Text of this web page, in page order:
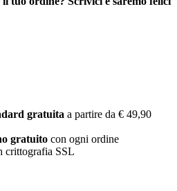
gratuita a partire da € 49,90
gratuito con ogni ordine
crittografia SSL